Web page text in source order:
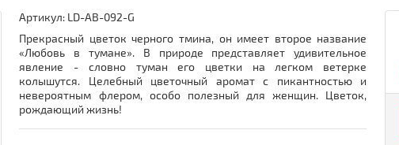
Артикул: LD-AB-092-G
Прекрасный цветок черного тмина, он имеет второе название
«Любовь в тумане». В природе представляет удивительное
явление - словно туман его цветки на легком ветерке
колышутся. Целебный цветочный аромат с пикантностью и
невероятным флером, особо полезный для женщин. Цветок,
рождающий жизнь!